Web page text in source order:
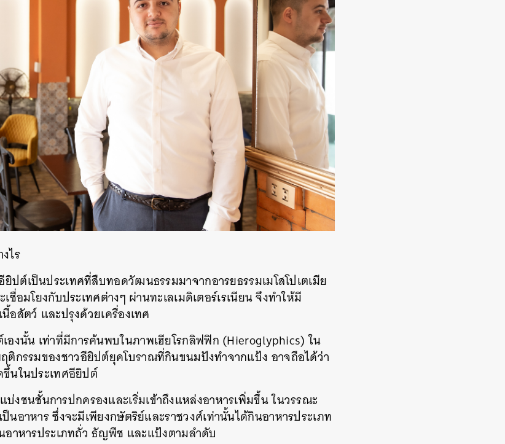
ไร
ยิปต์เป็นประเทศที่สืบทอดวัฒนธรรมมาจากอารยธรรมเมโสโปเตเมีย
อมโยงกับประเทศต่างๆ ผ่านทะเลเมดิเตอร์เรเนียน จึงทำให้มี
สัตว์ และปรุงด้วยเครื่องเทศ
องนั้น เท่าที่มีการค้นพบในภาพเฮียโรกลิฟฟิก (Hieroglyphics) ใน
ติกรรมของชาวอียิปต์ยุคโบราณที่กินขนมปังทำจากแป้ง อาจถือได้ว่า
นในประเทศอียิปต์
งชนชั้นการปกครองและเริ่มเข้าถึงแหล่งอาหารเพิ่มขึ้น ในวรรณะ
นอาหาร ซึ่งจะมีเพียงกษัตริย์และราชวงศ์เท่านั้นได้กินอาหารประเภท
าหารประเภทถั่ว ธัญพืช และแป้งตามลำดับ